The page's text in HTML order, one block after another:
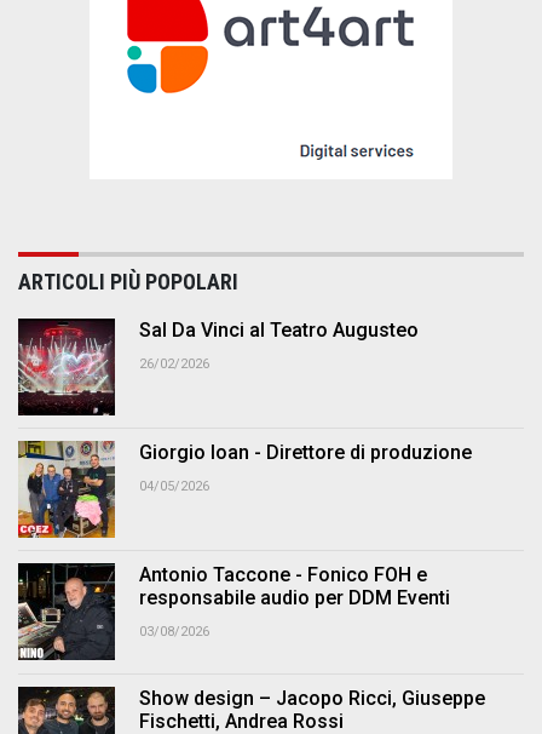
ARTICOLI PIÙ POPOLARI
Sal Da Vinci al Teatro Augusteo
26/02/2026
Giorgio Ioan - Direttore di produzione
04/05/2026
Antonio Taccone - Fonico FOH e
responsabile audio per DDM Eventi
03/08/2026
Show design – Jacopo Ricci, Giuseppe
Fischetti, Andrea Rossi